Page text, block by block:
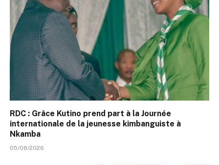
RDC : Grâce Kutino prend part à la Journée
internationale de la jeunesse kimbanguiste à
Nkamba
05/08/2026